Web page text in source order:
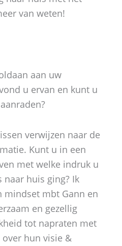
van weten!
aan uw
u ervan en kunt u
verwijzen naar de
Kunt u in een
met welke indruk u
naar huis ging? Ik
mindset mbt Gann en
en gezellig
tot napraten met
hun visie &